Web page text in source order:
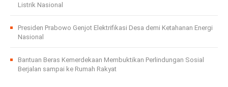
Listrik Nasional
Presiden Prabowo Genjot Elektrifikasi Desa demi Ketahanan Energi
Nasional
Bantuan Beras Kemerdekaan Membuktikan Perlindungan Sosial
Berjalan sampai ke Rumah Rakyat